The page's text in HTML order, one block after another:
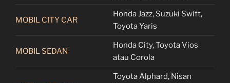
MOBIL CITY CAR
Honda Jazz, Suzuki Swift,
Toyota Yaris
MOBIL SEDAN
Honda City, Toyota Vios
atau Corola
Toyota Alphard, Nisan